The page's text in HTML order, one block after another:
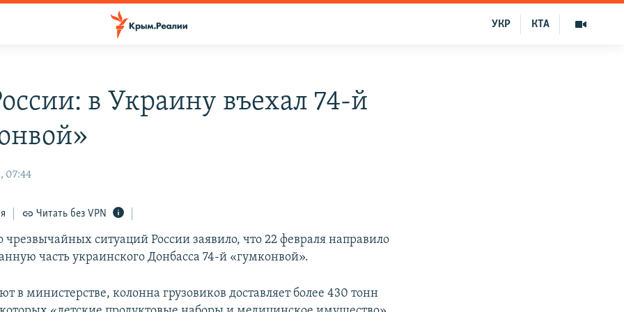
КТА
УКР
в Украину въехал 74-й
07:44
Читать без VPN
чрезвычайных ситуаций России заявило, что 22 февраля направило
часть украинского Донбасса 74-й «гумконвой».
в министерстве, колонна грузовиков доставляет более 430 тонн